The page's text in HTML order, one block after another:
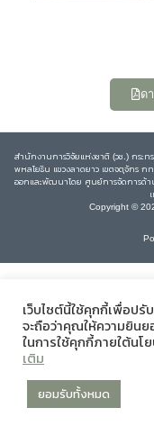
ด
สำนักงานการวิจัยแห่งชาติ (วช.) กระ
พหลโยธิน แขวงลาดยาว เขตจตุจักร
ออกและพัฒนาโดย ศูนย์การจัดการด้
Copyright ©
เว็บไซต์นี้ใช้คุกกี้เพื่อปรั
จะถือว่าคุณให้ความยินย
ในการใช้คุกกี้ภายใต้นโ
เติม
ยอมรับทั้งหมด